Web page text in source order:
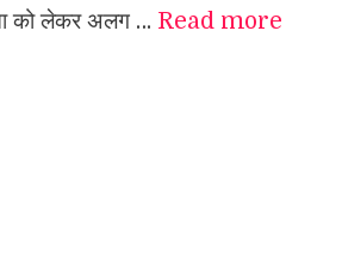
को लेकर अलग … Read more